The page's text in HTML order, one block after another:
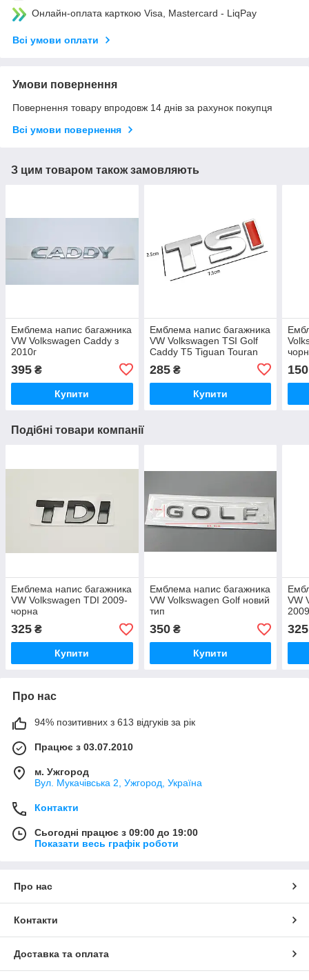
Онлайн-оплата карткою Visa, Mastercard - LiqPay
Всі умови оплати
Умови повернення
Повернення товару впродовж 14 днів за рахунок покупця
Всі умови повернення
З цим товаром також замовляють
Емблема напис багажника
VW Volkswagen Caddy з
2010г
395 ₴
Купити
Емблема напис багажника
VW Volkswagen TSI Golf
Caddy T5 Tiguan Touran
285₴
Купити
150
Подібні товари компанії
Емблема напис багажника
VW Volkswagen TDI 2009-
чорна
325 ₴
Купити
Емблема напис багажника
VW Volkswagen Golf новий
тип
350₴
Купити
VW
325
Про нас
94% позитивних з 613 відгуків за рік
Працює з 03.07.2010
м. Ужгород
Вул. Мукачівська 2, Ужгород, Україна
Контакти
Сьогодні працює з 09:00 до 19:00
Показати весь графік роботи
Про нас
Контакти
Доставка та оплата